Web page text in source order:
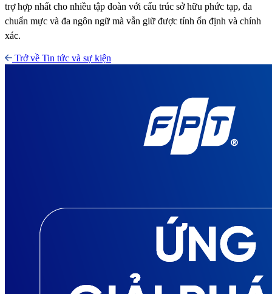
trợ hợp nhất cho nhiều tập đoàn với cấu trúc sở hữu phức tạp, đa
chuẩn mực và đa ngôn ngữ mà vẫn giữ được tính ổn định và chính
xác.
Trở về Tin tức và sự kiện